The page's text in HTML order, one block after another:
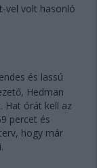
vel volt hasonló
és lassú
Hedman
Hat órát kell az
percet és
hogy már